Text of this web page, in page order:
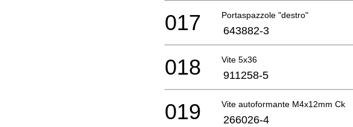
Portaspazzole "destro"
017 643882-3
Vite 5x36
018 911258-5
Vite autoformante M4x12mm Ck
019 266026-4